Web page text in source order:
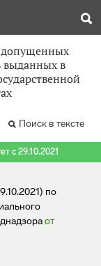
допущенных
выданных в
Поиск в тексте
с 29.10.2021
по
от